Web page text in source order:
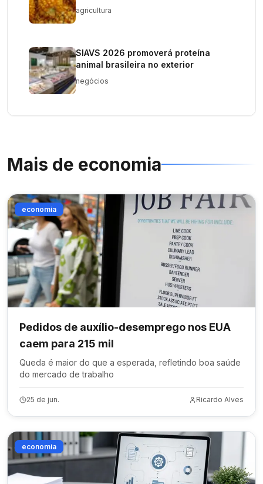
crescente
agricultura
SIAVS 2026 promoverá proteína
animal brasileira no exterior
negócios
Mais de economia
economia
Pedidos de auxílio-desemprego nos EUA
caem para 215 mil
Queda é maior do que a esperada, refletindo boa saúde
do mercado de trabalho
25 de jun. Ricardo Alves
economia